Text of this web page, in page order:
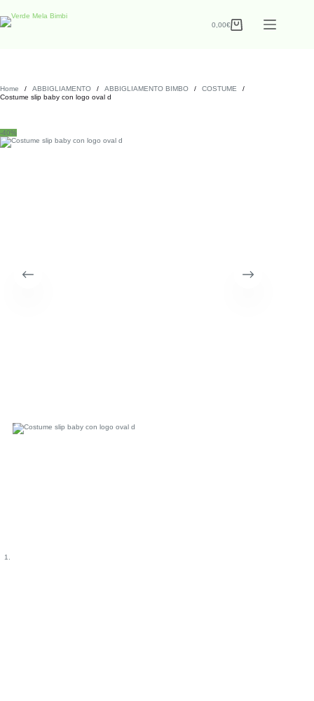
0,00€
Home / ABBIGLIAMENTO / ABBIGLIAMENTO BIMBO / COSTUME
/
Costume slip baby con logo oval d
-40%